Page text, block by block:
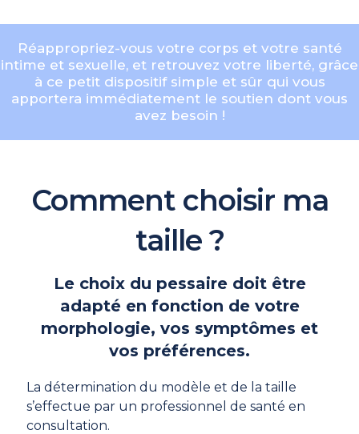
Réappropriez-vous votre corps et votre santé
intime et sexuelle, et retrouvez votre liberté, grâce
à ce petit dispositif simple et sûr qui vous
apportera immédiatement le soutien dont vous
avez besoin !
Comment choisir ma
taille ?
Le choix du pessaire doit être
adapté en fonction de votre
morphologie, vos symptômes et
vos préférences.
La détermination du modèle et de la taille
s’effectue par un professionnel de santé en
consultation.